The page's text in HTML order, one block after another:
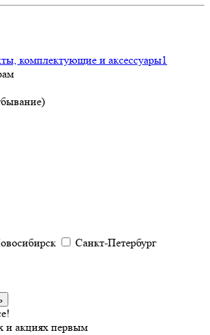
комплектующие и аксессуары1
Санкт-Петербург
и акциях первым